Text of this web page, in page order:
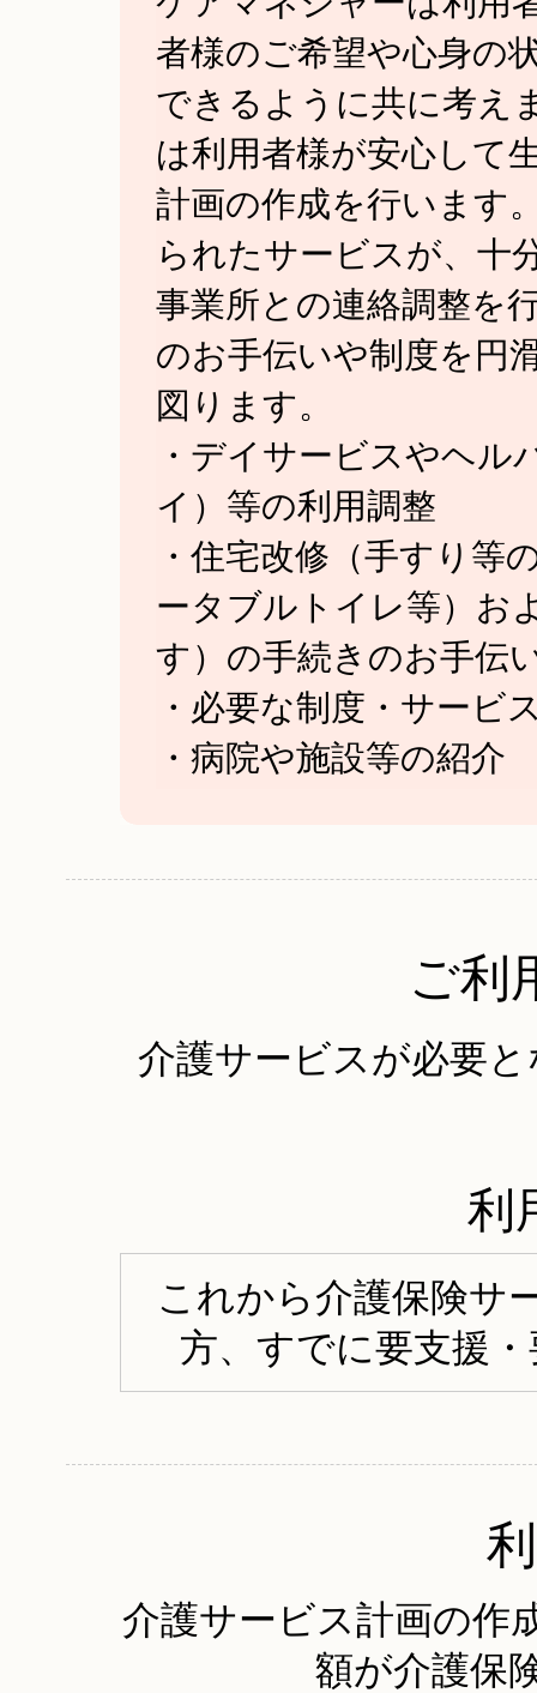
者様のご希望や心身の
できるように共に考え
は利用者様が安心して
計画の作成を行います
られたサービスが、十
事業所との連絡調整を
のお手伝いや制度を円
図ります。
・デイサービスやヘル
イ）等の利用調整
・住宅改修（手すり等
ータブルトイレ等）お
す）の手続きのお手伝
・必要な制度・サービ
・病院や施設等の紹介
ご利
介護サービスが必要
利
これから介護保険サ
方、すでに要支援
介護サービス計画の作
額が介護保